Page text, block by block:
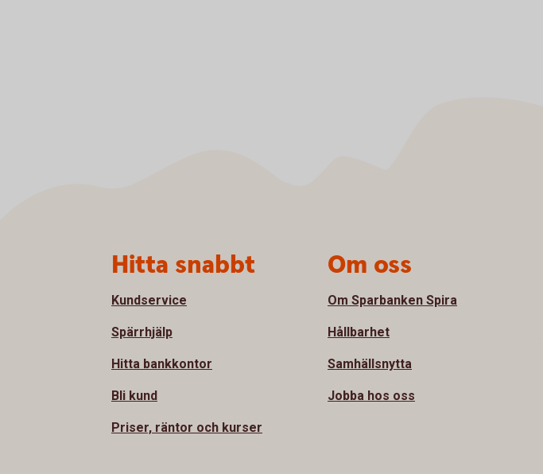
Hitta snabbt
Kundservice
Spärrhjälp
Hitta bankkontor
Bli kund
Priser, räntor och kurser
Om oss
Om Sparbanken Spira
Hållbarhet
Samhällsnytta
Jobba hos oss